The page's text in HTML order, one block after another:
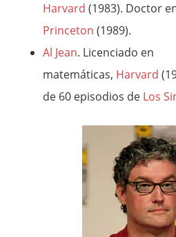
Harvard (1983). Doctor
Princeton (1989).
Al Jean. Licenciado en
matemáticas, Harvard
de 60 episodios de Los